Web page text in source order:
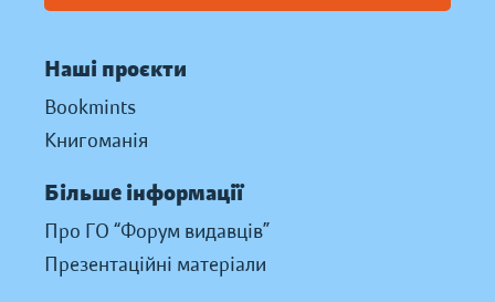
Наші проєкти
Bookmints
Книгоманія
Більше інформації
Про ГО “Форум видавців”
Презентаційні матеріали